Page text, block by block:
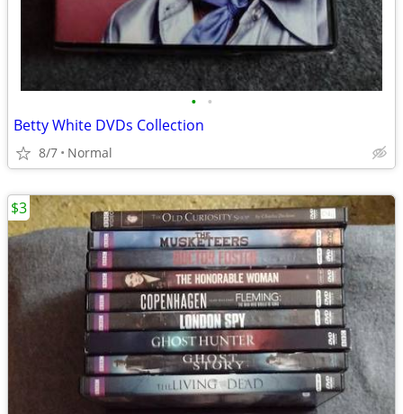
• •
Betty White DVDs Collection
8/7 Normal
$3